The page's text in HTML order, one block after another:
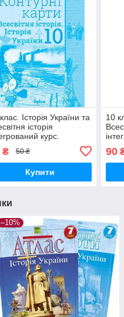
Історія України та
історія
курс.
Оріон
₴ 50 ₴
Купити
10
90
–10%